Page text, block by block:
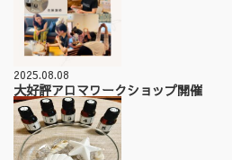
2025.08.08
大好評アロマワークショップ開催